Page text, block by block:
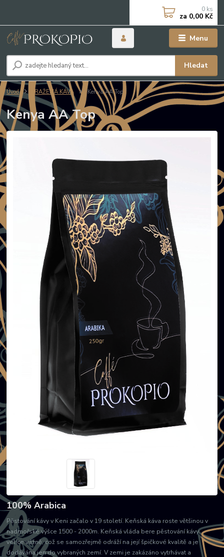
Menu
Hledat
0 ks
za 0,00 Kč
Úvod PRAŽENÁ KÁVA Kenya AA Top
Kenya AA Top
100% Arabica
Pěstování kávy v Keni začalo v 19 století. Keňská káva roste většinou v
nadmořské výšce 1500 - 2000m. Keňská vláda bere pěstování kávy
velice vážně, což se samozřejmě odráží na její špičkové kvalitě a je
dodávána jen do vybraných zemí. V zemi je zakázáno vytrhávat a